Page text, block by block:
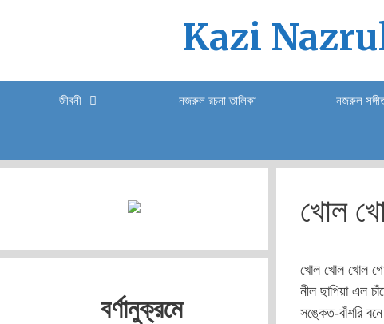
Kazi Nazrul
জীবনী নজরুল রচনা তালিকা নজরুল
খোল
খোল খোল খোল
নীল ছাপিয়া এল
সঙ্কেত-বাঁশরি
বর্ণানুক্রমে